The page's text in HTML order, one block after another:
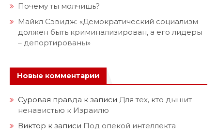
Почему ты молчишь?
Майкл Сэвидж: «Демократический социализм
должен быть криминализирован, а его лидеры
– депортированы»
Новые комментарии
Суровая правда к записи Для тех, кто дышит
ненавистью к Израилю
Виктор к записи Под опекой интеллекта